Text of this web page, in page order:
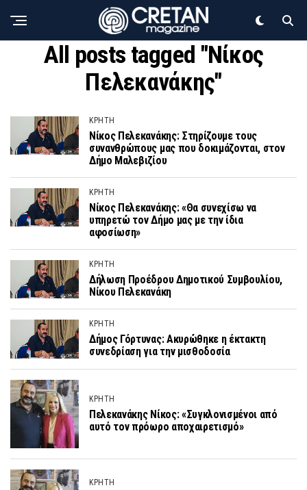
All posts tagged "Νίκος
Πελεκανάκης"
ΚΡΗΤΗ
Νίκος Πελεκανάκης: Στηρίζουμε τους
συνανθρώπους μας που δοκιμάζονται, στον
Δήμο Μαλεβιζίου
ΚΡΗΤΗ
Νίκος Πελεκανάκης: «Θα συνεχίσω να
υπηρετώ τον Δήμο μας με την ίδια
αφοσίωση»
ΚΡΗΤΗ
Δήλωση Προέδρου Δημοτικού Συμβουλίου,
Νίκου Πελεκανάκη
ΚΡΗΤΗ
Δήμος Γόρτυνας: Ακυρώθηκε η έκτακτη
συνεδρίαση για την μισθοδοσία
ΚΡΗΤΗ
Πελεκανάκης Νίκος: «Συγκλονισμένοι από
αυτό τον πρόωρο αποχαιρετισμό»
ΚΡΗΤΗ